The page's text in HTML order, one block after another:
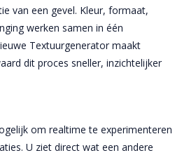
van een gevel. Kleur, formaat,
werken samen in één
Textuurgenerator maakt
dit proces sneller, inzichtelijker
om realtime te experimenteren
U ziet direct wat een andere